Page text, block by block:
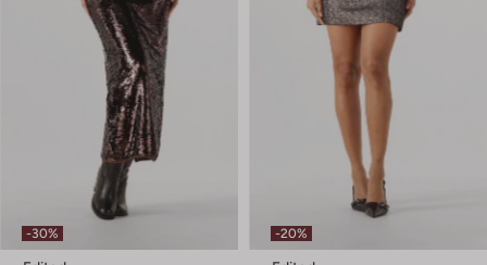
-30% -20%